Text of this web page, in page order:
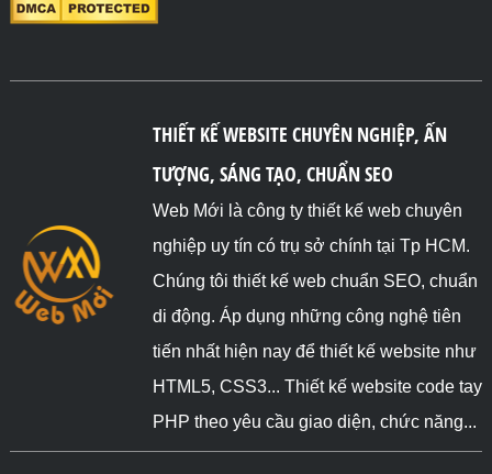
THIẾT KẾ WEBSITE CHUYÊN NGHIỆP, ẤN
TƯỢNG, SÁNG TẠO, CHUẨN SEO
Web Mới là công ty thiết kế web chuyên
nghiệp uy tín có trụ sở chính tại Tp HCM.
Chúng tôi thiết kế web chuẩn SEO, chuẩn
di động. Áp dụng những công nghệ tiên
tiến nhất hiện nay để thiết kế website như
HTML5, CSS3... Thiết kế website code tay
PHP theo yêu cầu giao diện, chức năng...